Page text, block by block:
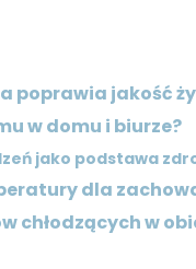
poprawia jakość
w domu i biurze?
jako podstawa
dla
chłodzących w